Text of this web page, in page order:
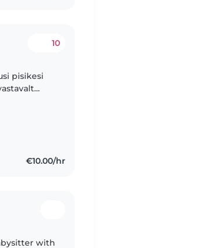
10
pisikesi
€10.00/hr
with